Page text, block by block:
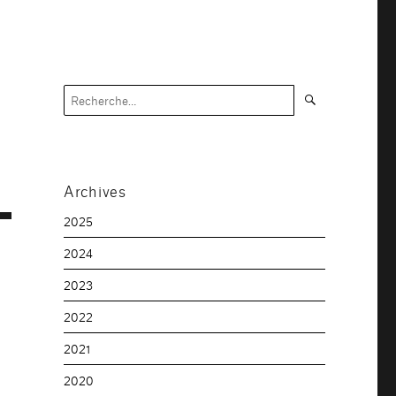
Recherche
pour :
Archives
2025
2024
2023
2022
2021
2020